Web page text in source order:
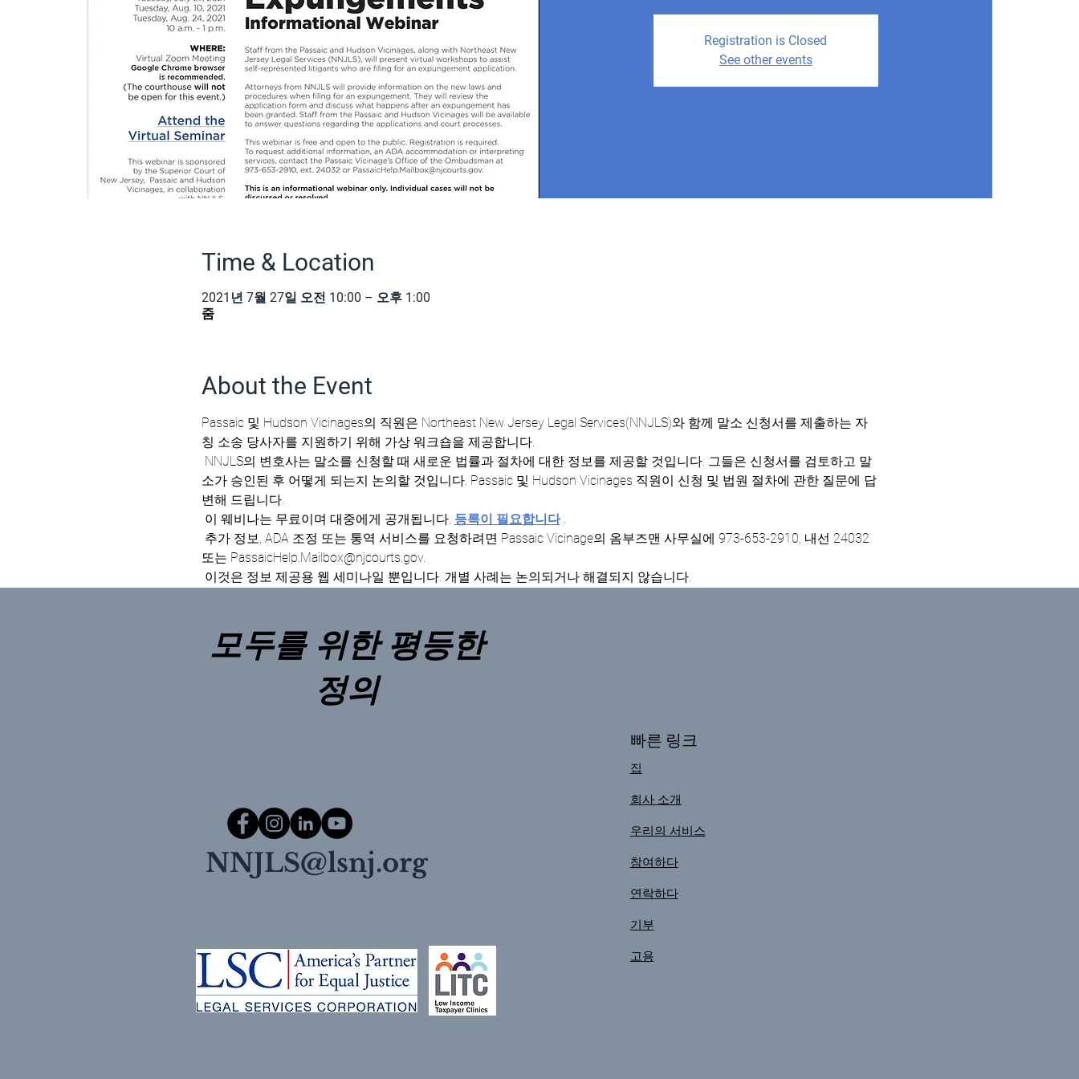
Registration is Closed
See other events
Time & Location
2021년 7월 27일 오전 10:00 – 오후 1:00
줌
About the Event
Passaic 및 Hudson Vicinages의 직원은 Northeast New Jersey Legal Services(NNJLS)와 함께 말소 신청서를 제출하는 자
칭 소송 당사자를 지원하기 위해 가상 워크숍을 제공합니다.
소가 승인된 후 어떻게 되는지 논의할 것입니다. Passaic 및 Hudson Vicinages 직원이 신청 및 법원 절차에 관한 질문에 답
변해 드립니다.
이 웨비나는 무료이며 대중에게 공개됩니다. 등록이 필요합니다 .
또는 PassaicHelp.Mailbox@njcourts.gov.
이것은 정보 제공용 웹 세미나일 뿐입니다. 개별 사례는 논의되거나 해결되지 않습니다.
모두를 위한 평등한
정의
빠른 링크
NNJLS@lsnj.org
집
회사 소개
우리의 서비스
참여하다
연락하다
기부
고용